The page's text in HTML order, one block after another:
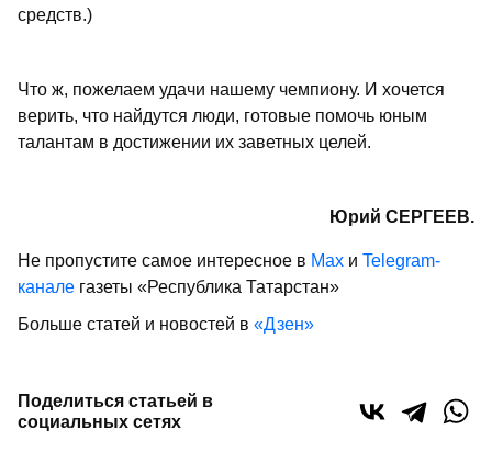
средств.)
Что ж, пожелаем удачи нашему чемпиону. И хочется
верить, что найдутся люди, готовые помочь юным
талантам в достижении их заветных целей.
Юрий СЕРГЕЕВ.
Не пропустите самое интересное в Max и Telegram-
канале газеты «Республика Татарстан»
Больше статей и новостей в «Дзен»
Поделиться статьей в
социальных сетях